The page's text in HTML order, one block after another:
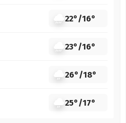
22°/16°
23°/16°
26°/18°
25°/17°